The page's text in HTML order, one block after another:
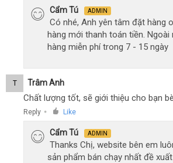
Cẩm Tú ADMIN
Có nhé, Anh yên tâm đặt hàng
hàng mới thanh toán tiền.
hàng miễn phí trong 7 - 15 ngày
T Trâm Anh
Chất lượng tốt, sẽ giới thiệu cho bạn bè.
Reply ● Like
Cẩm Tú ADMIN
Thanks Chị, website bên em
sản phẩm bán chạy nhất đề